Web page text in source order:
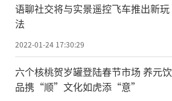
语聊社交将与实景遥控飞车推出新玩
法
2022-01-24 17:30:29
六个核桃贺岁罐登陆春节市场 养元饮
品携“顺”文化如虎添“意”